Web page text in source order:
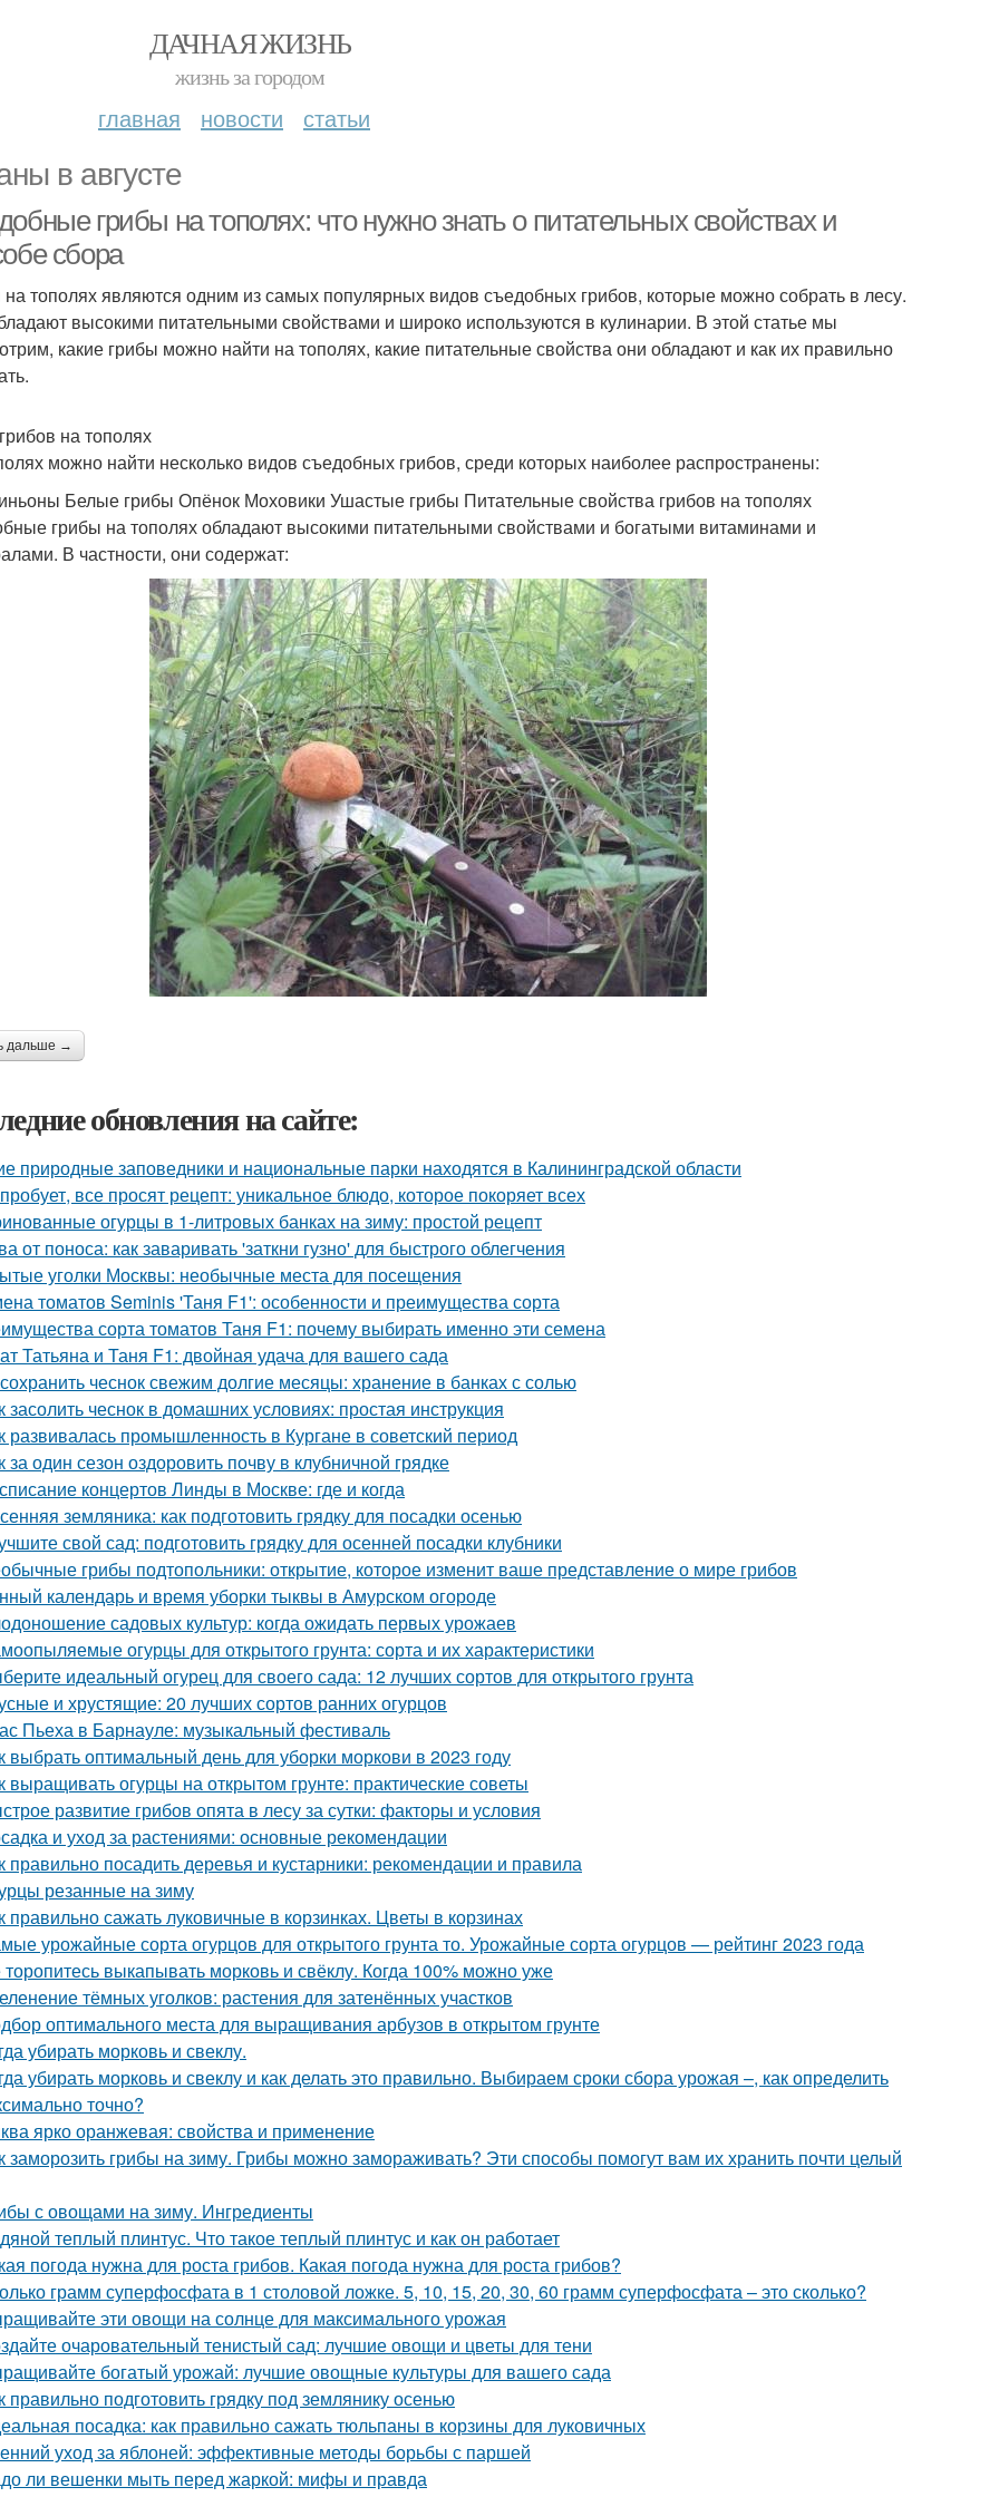
ДАЧНАЯ ЖИЗНЬ
жизнь за городом
главная новости статьи
в августе
грибы на тополях: что нужно знать о питательных свойствах и
сбора
тополях являются одним из самых популярных видов съедобных грибов, которые можно собрать в лесу.
высокими питательными свойствами и широко используются в кулинарии. В этой статье мы
какие грибы можно найти на тополях, какие питательные свойства они обладают и как их правильно
на тополях
можно найти несколько видов съедобных грибов, среди которых наиболее распространены:
Белые грибы Опёнок Моховики Ушастые грибы Питательные свойства грибов на тополях
грибы на тополях обладают высокими питательными свойствами и богатыми витаминами и
В частности, они содержат:
дальше →
обновления на сайте:
природные заповедники и национальные парки находятся в Калининградской области
все просят рецепт: уникальное блюдо, которое покоряет всех
огурцы в 1-литровых банках на зиму: простой рецепт
от поноса: как заваривать 'заткни гузно' для быстрого облегчения
уголки Москвы: необычные места для посещения
томатов Seminis 'Таня F1': особенности и преимущества сорта
сорта томатов Таня F1: почему выбирать именно эти семена
Татьяна и Таня F1: двойная удача для вашего сада
чеснок свежим долгие месяцы: хранение в банках с солью
засолить чеснок в домашних условиях: простая инструкция
развивалась промышленность в Кургане в советский период
за один сезон оздоровить почву в клубничной грядке
концертов Линды в Москве: где и когда
земляника: как подготовить грядку для посадки осенью
свой сад: подготовить грядку для осенней посадки клубники
грибы подтопольники: открытие, которое изменит ваше представление о мире грибов
календарь и время уборки тыквы в Амурском огороде
садовых культур: когда ожидать первых урожаев
огурцы для открытого грунта: сорта и их характеристики
идеальный огурец для своего сада: 12 лучших сортов для открытого грунта
и хрустящие: 20 лучших сортов ранних огурцов
Пьеха в Барнауле: музыкальный фестиваль
выбрать оптимальный день для уборки моркови в 2023 году
выращивать огурцы на открытом грунте: практические советы
развитие грибов опята в лесу за сутки: факторы и условия
и уход за растениями: основные рекомендации
правильно посадить деревья и кустарники: рекомендации и правила
резанные на зиму
правильно сажать луковичные в корзинках. Цветы в корзинах
урожайные сорта огурцов для открытого грунта то. Урожайные сорта огурцов — рейтинг 2023 года
выкапывать морковь и свёклу. Когда 100% можно уже
тёмных уголков: растения для затенённых участков
оптимального места для выращивания арбузов в открытом грунте
убирать морковь и свеклу.
убирать морковь и свеклу и как делать это правильно. Выбираем сроки сбора урожая –, как определить
точно?
ярко оранжевая: свойства и применение
заморозить грибы на зиму. Грибы можно замораживать? Эти способы помогут вам их хранить почти целый
с овощами на зиму. Ингредиенты
теплый плинтус. Что такое теплый плинтус и как он работает
погода нужна для роста грибов. Какая погода нужна для роста грибов?
грамм суперфосфата в 1 столовой ложке. 5, 10, 15, 20, 30, 60 грамм суперфосфата – это сколько?
эти овощи на солнце для максимального урожая
очаровательный тенистый сад: лучшие овощи и цветы для тени
богатый урожай: лучшие овощные культуры для вашего сада
правильно подготовить грядку под землянику осенью
посадка: как правильно сажать тюльпаны в корзины для луковичных
уход за яблоней: эффективные методы борьбы с паршей
ли вешенки мыть перед жаркой: мифы и правда